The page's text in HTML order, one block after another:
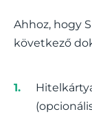
Ahhoz, hogy
következő